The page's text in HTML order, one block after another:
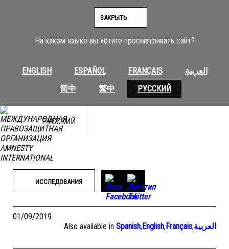
На каком языке вы хотите просматривать сайт?
ENGLISH ESPAÑOL FRANÇAIS
العربية
简中
繁中 РУССКИЙ
ЗАКРЫТЬ
РУССКИЙ
ИССЛЕДОВАНИЯ
01/09/2019
Also available in Spanish,English,Français,العربية